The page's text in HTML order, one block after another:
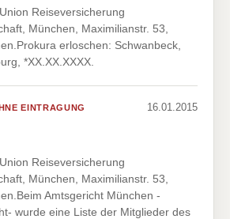
Reiseversicherung
München, Maximilianstr. 53,
erloschen: Schwanbeck,
*XX.XX.XXXX.
EINTRAGUNG 16.01.2015
Reiseversicherung
München, Maximilianstr. 53,
Amtsgericht München -
wurde eine Liste der Mitglieder des